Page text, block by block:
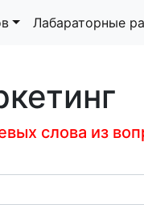
Лабараторные
слова из